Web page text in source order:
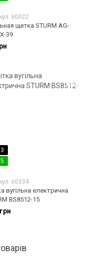
60022
щетка STURM AG-
39
3
5
60334
вугільна електрична
BS8512-15